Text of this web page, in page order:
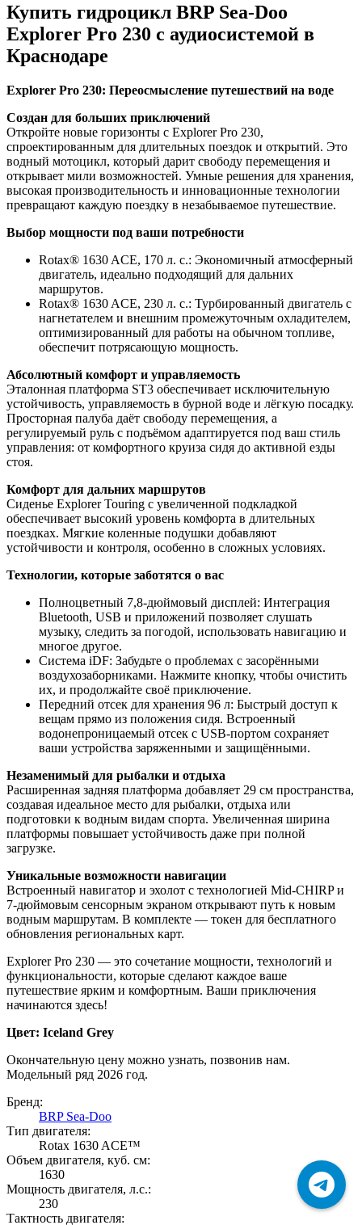
Купить гидроцикл BRP Sea-Doo
Explorer Pro 230 с аудиосистемой в
Краснодаре
Explorer Pro 230: Переосмысление путешествий на воде
Создан для больших приключений
Откройте новые горизонты с Explorer Pro 230,
спроектированным для длительных поездок и открытий. Это
водный мотоцикл, который дарит свободу перемещения и
открывает мили возможностей. Умные решения для хранения,
высокая производительность и инновационные технологии
превращают каждую поездку в незабываемое путешествие.
Выбор мощности под ваши потребности
Rotax® 1630 ACE, 170 л. с.: Экономичный атмосферный
двигатель, идеально подходящий для дальних
маршрутов.
Rotax® 1630 ACE, 230 л. с.: Турбированный двигатель с
нагнетателем и внешним промежуточным охладителем,
оптимизированный для работы на обычном топливе,
обеспечит потрясающую мощность.
Абсолютный комфорт и управляемость
Эталонная платформа ST3 обеспечивает исключительную
устойчивость, управляемость в бурной воде и лёгкую посадку.
Просторная палуба даёт свободу перемещения, а
регулируемый руль с подъёмом адаптируется под ваш стиль
управления: от комфортного круиза сидя до активной езды
стоя.
Комфорт для дальних маршрутов
Сиденье Explorer Touring с увеличенной подкладкой
обеспечивает высокий уровень комфорта в длительных
поездках. Мягкие коленные подушки добавляют
устойчивости и контроля, особенно в сложных условиях.
Технологии, которые заботятся о вас
Полноцветный 7,8-дюймовый дисплей: Интеграция
Bluetooth, USB и приложений позволяет слушать
музыку, следить за погодой, использовать навигацию и
многое другое.
Система iDF: Забудьте о проблемах с засорёнными
воздухозаборниками. Нажмите кнопку, чтобы очистить
их, и продолжайте своё приключение.
Передний отсек для хранения 96 л: Быстрый доступ к
вещам прямо из положения сидя. Встроенный
водонепроницаемый отсек с USB-портом сохраняет
ваши устройства заряженными и защищёнными.
Незаменимый для рыбалки и отдыха
Расширенная задняя платформа добавляет 29 см пространства,
создавая идеальное место для рыбалки, отдыха или
подготовки к водным видам спорта. Увеличенная ширина
платформы повышает устойчивость даже при полной
загрузке.
Уникальные возможности навигации
Встроенный навигатор и эхолот с технологией Mid-CHIRP и
7-дюймовым сенсорным экраном открывают путь к новым
водным маршрутам. В комплекте — токен для бесплатного
обновления региональных карт.
Explorer Pro 230 — это сочетание мощности, технологий и
функциональности, которые сделают каждое ваше
путешествие ярким и комфортным. Ваши приключения
начинаются здесь!
Цвет: Iceland Grey
Окончательную цену можно узнать, позвонив нам.
Модельный ряд 2026 год.
Бренд:
BRP Sea-Doo
Тип двигателя:
Rotax 1630 ACE™
Объем двигателя, куб. см:
1630
Мощность двигателя, л.с.:
230
Тактность двигателя: